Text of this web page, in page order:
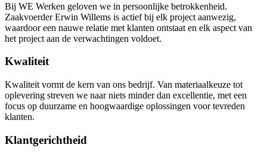
Bij WE Werken geloven we in persoonlijke betrokkenheid.
Zaakvoerder Erwin Willems is actief bij elk project aanwezig,
waardoor een nauwe relatie met klanten ontstaat en elk aspect van
het project aan de verwachtingen voldoet.
Kwaliteit
Kwaliteit vormt de kern van ons bedrijf. Van materiaalkeuze tot
oplevering streven we naar niets minder dan excellentie, met een
focus op duurzame en hoogwaardige oplossingen voor tevreden
klanten.
Klantgerichtheid